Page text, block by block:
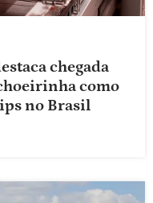
chegada
como
no Brasil